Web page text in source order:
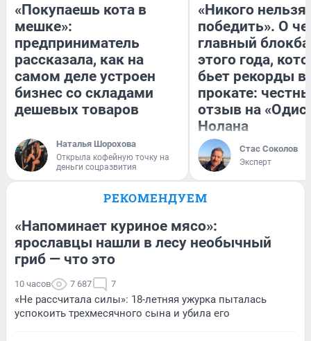
«Покупаешь кота в
мешке»:
предприниматель
рассказала, как на
самом деле устроен
бизнес со складами
дешевых товаров
Наталья Шорохова
Открыла кофейную точку на
деньги соцразвития
«Никого нельзя
победить». О
главный
этого года,
бьет рекорды в
прокате:
отзыв на
Нолана
Стас Соколов
Эксперт
РЕКОМЕНДУЕМ
«Напоминает куриное мясо»:
ярославцы нашли в лесу необычный
гриб — что это
10 часов 7 687 7
«Не рассчитала силы»: 18-летняя ужурка пыталась
успокоить трехмесячного сына и убила его